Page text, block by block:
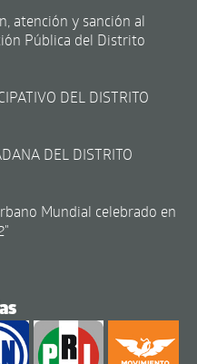
atención y sanción al
Pública del Distrito
DEL DISTRITO
DEL DISTRITO
Mundial celebrado en